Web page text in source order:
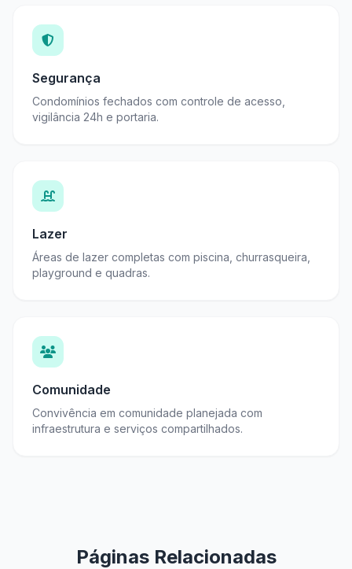
Segurança
Condomínios fechados com controle de acesso,
vigilância 24h e portaria.
Lazer
Áreas de lazer completas com piscina, churrasqueira,
playground e quadras.
Comunidade
Convivência em comunidade planejada com
infraestrutura e serviços compartilhados.
Páginas Relacionadas